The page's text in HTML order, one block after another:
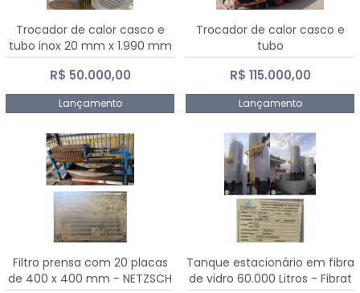
Trocador de calor casco e
tubo inox 20 mm x 1.990 mm
R$ 50.000,00
Lançamento
Trocador de calor casco e
tubo
R$ 115.000,00
Lançamento
Filtro prensa com 20 placas
de 400 x 400 mm - NETZSCH
Tanque estacionário em fibra
de vidro 60.000 Litros - Fibrat